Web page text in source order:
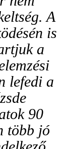
A
is
a
lefedi a
90
több jó